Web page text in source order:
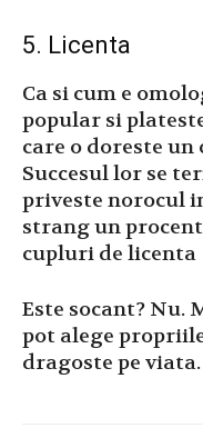
5. Licenta
Ca si cum e
popular si
care o doreste
Succesul lor se
priveste norocul
strang un procent
cupluri de licenta
Este socant?
pot alege
dragoste pe viata.